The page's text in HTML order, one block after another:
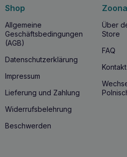
Shop
Allgemeine
Geschäftsbedingungen
(AGB)
Datenschutzerklärung
Impressum
Lieferung und Zahlung
Widerrufsbelehrung
Beschwerden
Über
Store
FAQ
Kontakt